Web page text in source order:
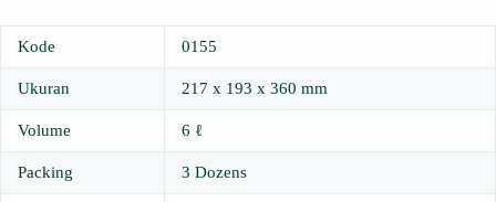
Kode 0155
Ukuran 217 x 193 x 360 mm
Volume 6 ℓ
Packing 3 Dozens